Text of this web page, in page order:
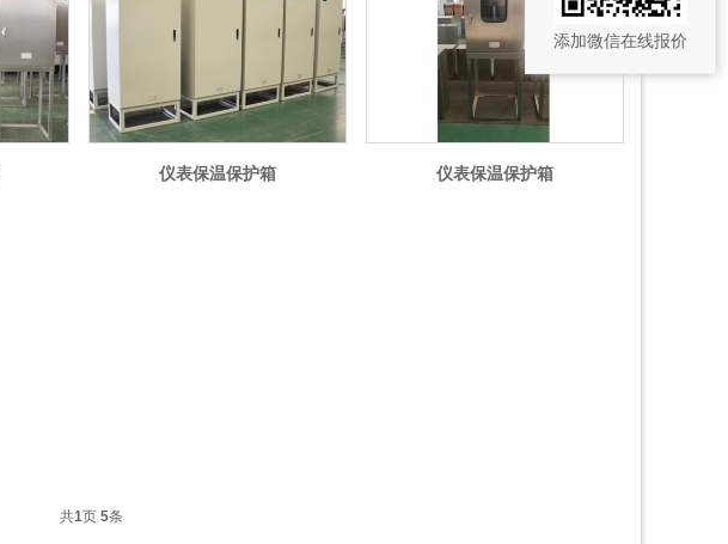
仪表保温保护箱 仪表保温保护箱
共1页 5条
添加微信在线报价